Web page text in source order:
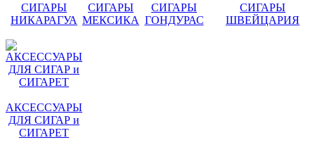
СИГАРЫ
НИКАРАГУА
СИГАРЫ
МЕКСИКА
СИГАРЫ
ГОНДУРАС
СИГАРЫ
ШВЕЙЦАРИЯ
АКСЕССУАРЫ
ДЛЯ СИГАР и
СИГАРЕТ